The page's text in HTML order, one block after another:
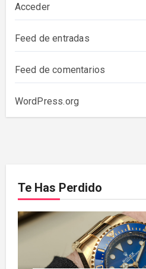
Acceder
Feed de entradas
Feed de comentarios
WordPress.org
Te Has Perdido